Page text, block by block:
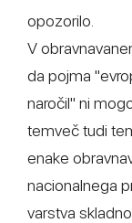
opozorilo.
V
da pojma
naročil" ni
temveč tudi
enake
nacionalnega
varstva